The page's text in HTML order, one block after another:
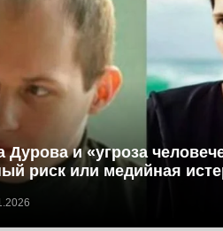
Дурова и «угроза
риск или медийная